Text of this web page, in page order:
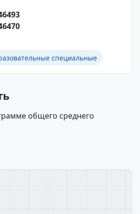
специальные
общего среднего